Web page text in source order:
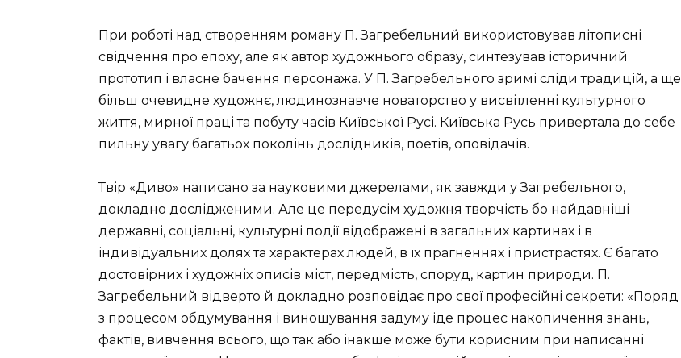
При роботі над створенням роману П. Загребельний використовував літописні
свідчення про епоху, але як автор художнього образу, синтезував історичний
прототип і власне бачення персонажа. У П. Загребельного зримі сліди традицій, а ще
більш очевидне художнє, людинознавче новаторство у висвітленні культурного
життя, мирної праці та побуту часів Київської Русі. Київська Русь привертала до себе
пильну увагу багатьох поколінь дослідників, поетів, оповідачів.
Твір «Диво» написано за науковими джерелами, як завжди у Загребельного,
докладно дослідженими. Але це передусім художня творчість бо найдавніші
державні, соціальні, культурні події відображені в загальних картинах і в
індивідуальних долях та характерах людей, в їх прагненнях і пристрастях. Є багато
достовірних і художніх описів міст, передмість, споруд, картин природи. П.
Загребельний відверто й докладно розповідає про свої професійні секрети: «Поряд
з процесом обдумування і виношування задуму іде процес накопичення знань,
фактів, вивчення всього, що так або інакше може бути корисним при написанні